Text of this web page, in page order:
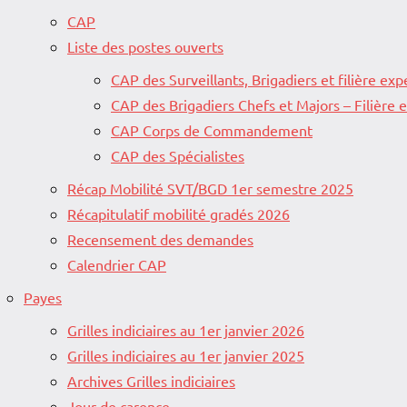
CAP
Liste des postes ouverts
CAP des Surveillants, Brigadiers et filière
CAP des Brigadiers Chefs et Majors – Filière
CAP Corps de Commandement
CAP des Spécialistes
Récap Mobilité SVT/BGD 1er semestre 2025
Récapitulatif mobilité gradés 2026
Recensement des demandes
Calendrier CAP
Payes
Grilles indiciaires au 1er janvier 2026
Grilles indiciaires au 1er janvier 2025
Archives Grilles indiciaires